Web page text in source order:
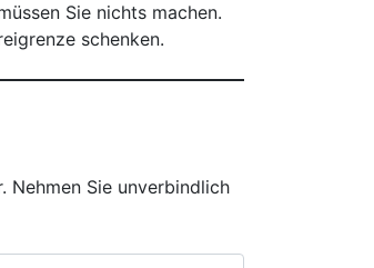
Sie nichts machen.
schenken.
Sie unverbindlich